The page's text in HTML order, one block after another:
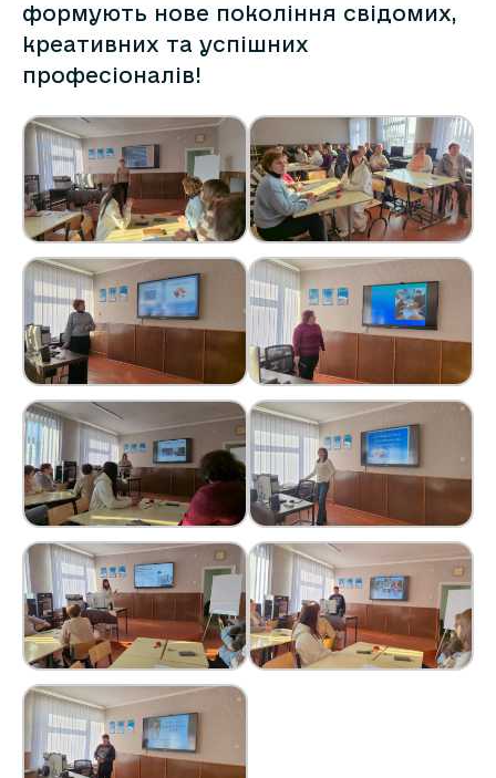
формують нове покоління свідомих,
креативних та успішних
професіоналів!